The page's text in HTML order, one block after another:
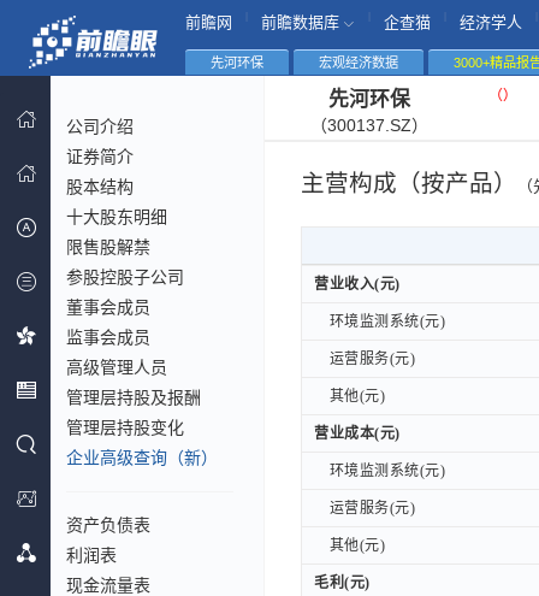
前瞻网 前瞻数据库 企查猫 经济学人
先河环保 宏观经济数据 3000+精品报
公司介绍
证券简介
股本结构
十大股东明细
限售股解禁
参股控股子公司
董事会成员
监事会成员
高级管理人员
管理层持股及报酬
管理层持股变化
企业高级查询（新）
资产负债表
利润表
现金流量表
先河环保
（300137.SZ）
（）
主营构成（按产品）
营业收入(元)
环境监测系统(元)
运营服务(元)
其他(元)
营业成本(元)
环境监测系统(元)
运营服务(元)
其他(元)
毛利(元)
营业收入(元)
环境监测系统(元)
运营服务(元)
其他(元)
营业成本(元)
环境监测系统(元)
运营服务(元)
其他(元)
毛利(元)